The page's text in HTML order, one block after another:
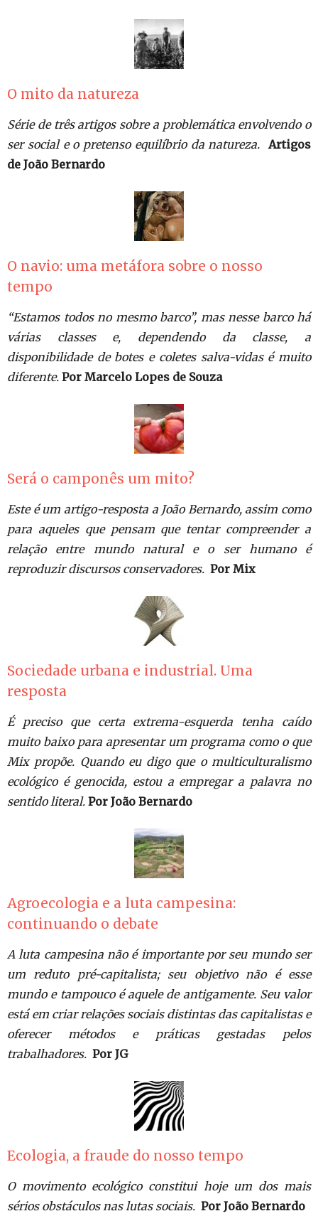
O mito da natureza
Série de três artigos sobre a problemática envolvendo o
ser social e o pretenso equilíbrio da natureza.
Artigos
de João Bernardo
O navio: uma metáfora sobre o nosso
tempo
“Estamos todos no mesmo barco”, mas nesse barco há
várias classes e, dependendo da classe, a
disponibilidade de botes e coletes salva-vidas é muito
diferente. Por Marcelo Lopes de Souza
Será o camponês um mito?
Este é um artigo-resposta a João Bernardo, assim como
para aqueles que pensam que tentar compreender a
relação entre mundo natural e o ser humano é
reproduzir discursos conservadores. Por Mix
Sociedade urbana e industrial. Uma
resposta
É preciso que certa extrema-esquerda tenha caído
muito baixo para apresentar um programa como o que
Mix propõe. Quando eu digo que o multiculturalismo
ecológico é genocida, estou a empregar a palavra no
sentido literal. Por João Bernardo
Agroecologia e a luta campesina:
continuando o debate
A luta campesina não é importante por seu mundo ser
um reduto pré-capitalista; seu objetivo não é esse
mundo e tampouco é aquele de antigamente. Seu valor
está em criar relações sociais distintas das capitalistas e
oferecer métodos e práticas gestadas pelos
trabalhadores. Por JG
Ecologia, a fraude do nosso tempo
O movimento ecológico constitui hoje um dos mais
sérios obstáculos nas lutas sociais. Por João Bernardo